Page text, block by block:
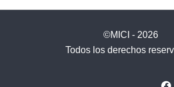
©MICI - 2026
Todos los derechos